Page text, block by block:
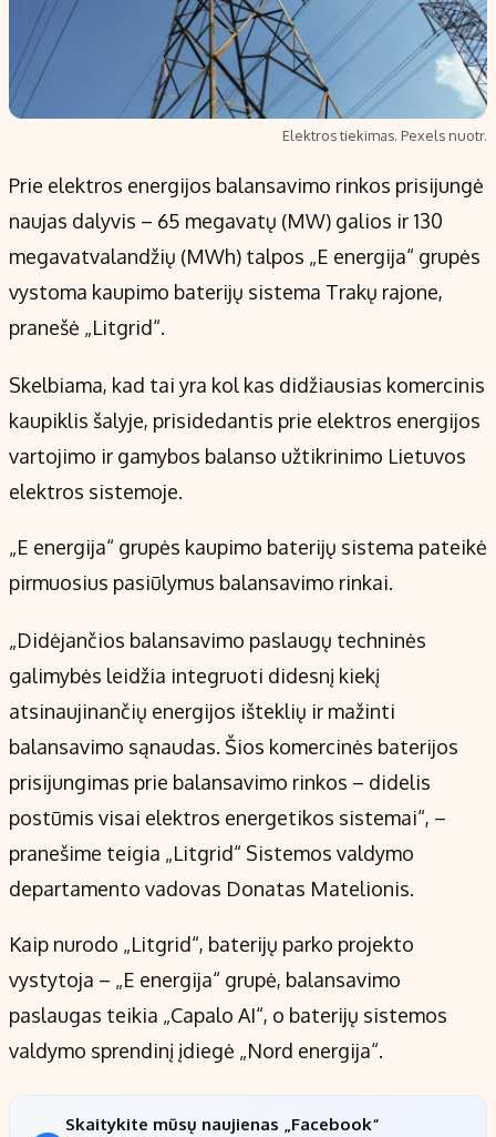
Elektros tiekimas. Pexels nuotr.
Prie elektros energijos balansavimo rinkos prisijungė
naujas dalyvis – 65 megavatų (MW) galios ir 130
megavatvalandžių (MWh) talpos „E energija“ grupės
vystoma kaupimo baterijų sistema Trakų rajone,
pranešė „Litgrid“.
Skelbiama, kad tai yra kol kas didžiausias komercinis
kaupiklis šalyje, prisidedantis prie elektros energijos
vartojimo ir gamybos balanso užtikrinimo Lietuvos
elektros sistemoje.
„E energija“ grupės kaupimo baterijų sistema pateikė
pirmuosius pasiūlymus balansavimo rinkai.
„Didėjančios balansavimo paslaugų techninės
galimybės leidžia integruoti didesnį kiekį
atsinaujinančių energijos išteklių ir mažinti
balansavimo sąnaudas. Šios komercinės baterijos
prisijungimas prie balansavimo rinkos – didelis
postūmis visai elektros energetikos sistemai“, –
pranešime teigia „Litgrid“ Sistemos valdymo
departamento vadovas Donatas Matelionis.
Kaip nurodo „Litgrid“, baterijų parko projekto
vystytoja – „E energija“ grupė, balansavimo
paslaugas teikia „Capalo AI“, o baterijų sistemos
valdymo sprendinį įdiegė „Nord energija“.
Skaitykite mūsų naujienas „Facebook“